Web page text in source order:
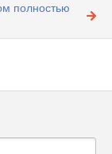
полностью